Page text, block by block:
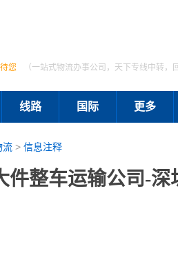
您 （一站式物流办事公司，天下专线中转，
线路 国际 更多
流> 信息注释
件整车运输公司-